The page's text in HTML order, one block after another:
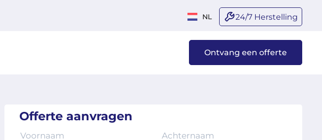
NL 24/7 Herstelling
Ontvang een offerte
Offerte aanvragen